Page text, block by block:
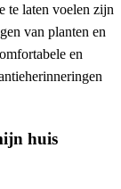
te laten voelen zijn
van planten en
en
huis